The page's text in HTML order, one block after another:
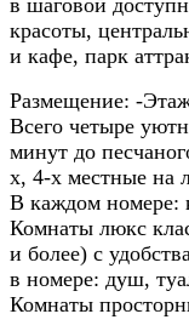
красоты,
и кафе, парк
Размещение: -
Всего четыре
минут до
х, 4-х местные на
В каждом номере:
Комнаты люкс
и более) с удобства
в номере: душ,
Комнаты